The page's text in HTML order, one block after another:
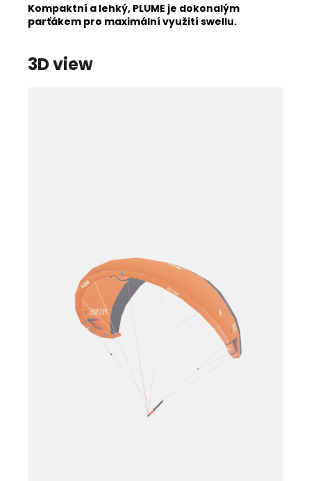
Kompaktní a lehký, PLUME je dokonalým
parťákem pro maximální využití swellu.
3D view